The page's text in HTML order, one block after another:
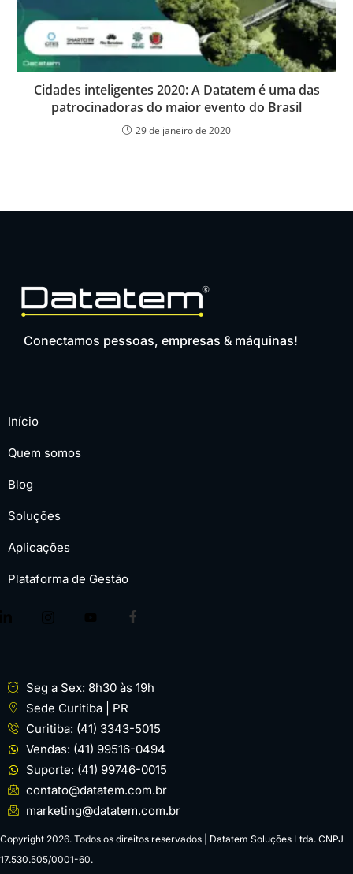
Cidades inteligentes 2020: A Datatem é uma das
patrocinadoras do maior evento do Brasil
29 de janeiro de 2020
Conectamos pessoas, empresas & máquinas!
Início
Quem somos
Blog
Soluções
Aplicações
Plataforma de Gestão
Seg a Sex: 8h30 às 19h
Sede Curitiba | PR
Curitiba: (41) 3343-5015
Vendas: (41) 99516-0494
Suporte: (41) 99746-0015
contato@datatem.com.br
marketing@datatem.com.br
Copyright 2026. Todos os direitos reservados | Datatem Soluções Ltda. CNPJ
17.530.505/0001-60.